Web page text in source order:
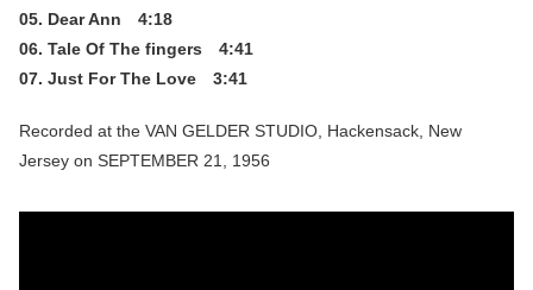
05. Dear Ann 4:18
06. Tale Of The fingers 4:41
07. Just For The Love 3:41
Recorded at the VAN GELDER STUDIO, Hackensack, New
Jersey on SEPTEMBER 21, 1956